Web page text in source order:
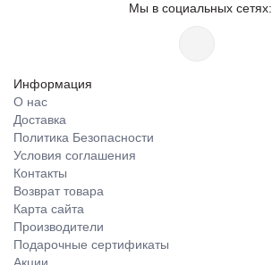
Мы в социальных сетях:
Информация
О нас
Доставка
Политика Безопасности
Условия соглашения
Контакты
Возврат товара
Карта сайта
Производители
Подарочные сертификаты